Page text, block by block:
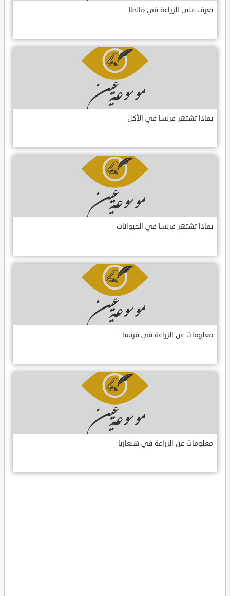
تعرف على الزراعة في مالطا
بماذا تشتهر فرنسا في الأكل
بماذا تشتهر فرنسا في الحيوانات
معلومات عن الزراعة في فرنسا
معلومات عن الزراعة في هنغاريا